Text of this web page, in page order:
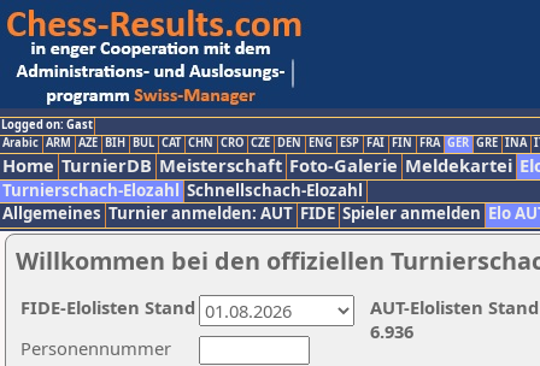
Logged on: Gast
Arabic ARM AZE BIH BUL CAT CHN CRO CZE DEN ENG ESP FAI FIN FRA GER GRE INA
Home TurnierDB Meisterschaft Foto-Galerie Meldekartei
Turnierschach-Elozahl Schnellschach-Elozahl
Allgemeines Turnier anmelden: AUT FIDE Spieler anmelden Elo
Willkommen bei den offiziellen
Personennummer
AUT-Elolisten
6.936
FIDE-Elolisten Stand